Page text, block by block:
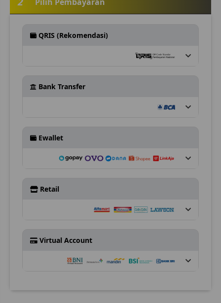
QRIS (Rekomendasi)
Bank Transfer
Ewallet
Retail
Virtual Account